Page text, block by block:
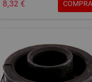
8,32 € COMPRA